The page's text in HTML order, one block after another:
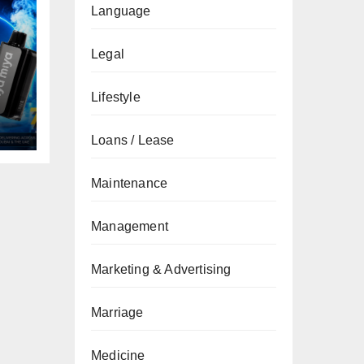
Language
Legal
Lifestyle
Loans / Lease
Maintenance
Management
Marketing & Advertising
Marriage
Medicine